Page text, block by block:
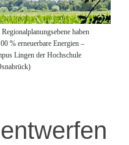
haben
% erneuerbare Energien –
Lingen der Hochschule